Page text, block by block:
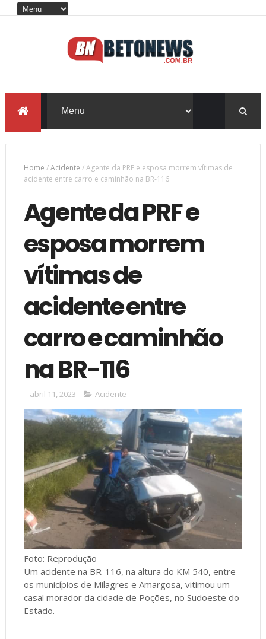
Home /Acidente /Agente da PRF e esposa morrem vítimas de
acidente entre carro e caminhão na BR-116
Agente da PRF e
esposa morrem
vítimas de
acidente entre
carro e caminhão
na BR-116
abril 11, 2023 Acidente
Foto: Reprodução
Um acidente na BR-116, na altura do KM 540, entre
os municípios de Milagres e Amargosa, vitimou um
casal morador da cidade de Poções, no Sudoeste do
Estado.